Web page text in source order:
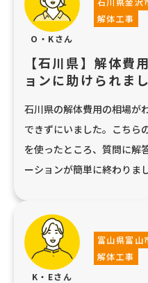
O・Kさん
解体工事
【石川県】解体費
ョンに助けられま
石川県の解体費用の相場が
できずにいました。こちら
を使ったところ、質問に解
ーションが簡単に終わりま
K・Eさん
富山県富山
解体工事